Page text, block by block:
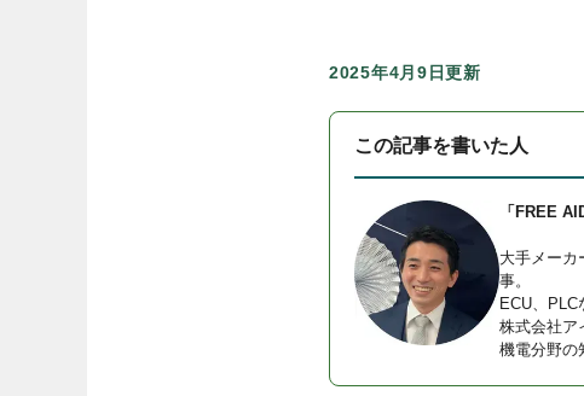
2025年4月9日更新
この記事を書いた人
「FREE
大手メーカ
事。
ECU、
株式会社ア
機電分野の